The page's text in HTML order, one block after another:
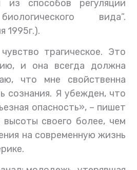
способов регуляции
вида”.
1995г.).
трагическое. Это
и она всегда должна
что мне свойственна
сознания. Я убежден, что
опасность», – пишет
своего более, чем
на современную жизнь